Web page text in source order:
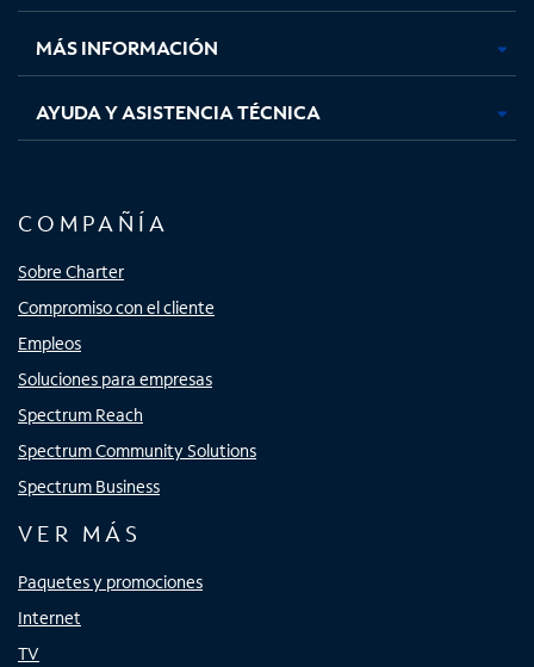
nuevanuevanuevanueva
MÁS INFORMACIÓN
AYUDA Y ASISTENCIA TÉCNICA
COMPAÑÍA
Sobre Charter
Compromiso con el cliente
Empleos
Soluciones para empresas
Spectrum Reach
Spectrum Community Solutions
Spectrum Business
VER MÁS
Paquetes y promociones
Internet
TV